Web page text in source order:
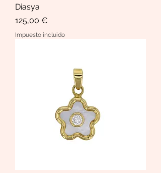
Diasya
Precio
125,00 €
Impuesto incluido